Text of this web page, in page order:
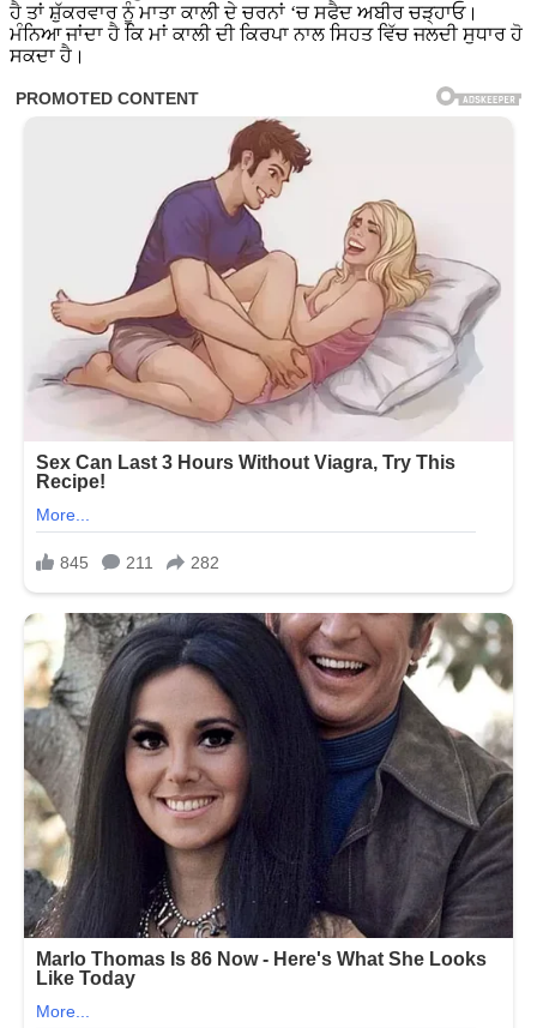
ਹੈ ਤਾਂ ਸ਼ੁੱਕਰਵਾਰ ਨੂੰ ਮਾਤਾ ਕਾਲੀ ਦੇ ਚਰਨਾਂ ‘ਚ ਸਫੈਦ ਅਬੀਰ ਚੜ੍ਹਾਓ।
ਮੰਨਿਆ ਜਾਂਦਾ ਹੈ ਕਿ ਮਾਂ ਕਾਲੀ ਦੀ ਕਿਰਪਾ ਨਾਲ ਸਿਹਤ ਵਿੱਚ ਜਲਦੀ ਸੁਧਾਰ ਹੋ
ਸਕਦਾ ਹੈ।